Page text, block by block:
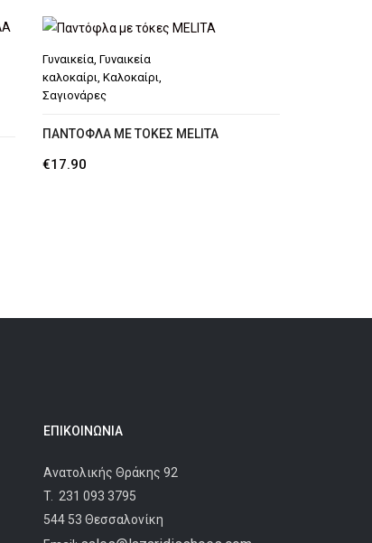
Γυναικεία,Γυναικεία
καλοκαίρι,Καλοκαίρι,
Σαγιονάρες
ΠΑΝΤΌΦΛΑ ΜΕ ΤΌΚΕΣ MELITA
€17.90
ΕΠΙΚΟΙΝΩΝΊΑ
Ανατολικής Θράκης 92
T. 231 093 3795
544 53 Θεσσαλονίκη